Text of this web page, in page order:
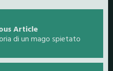
Article
di un mago spietato